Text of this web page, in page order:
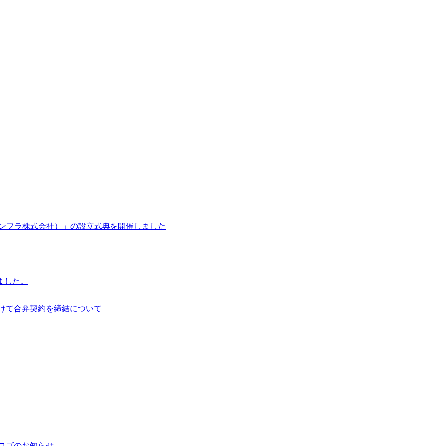
フラ株式会社）」の設立式典を開催しました
た。
て合弁契約を締結について